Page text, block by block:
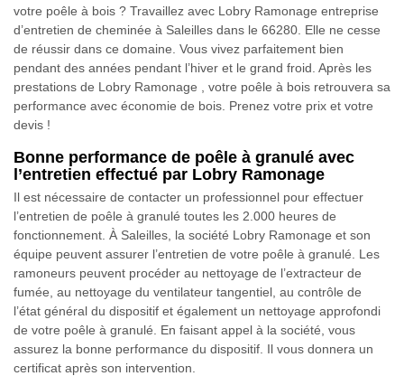
votre poêle à bois ? Travaillez avec Lobry Ramonage entreprise
d’entretien de cheminée à Saleilles dans le 66280. Elle ne cesse
de réussir dans ce domaine. Vous vivez parfaitement bien
pendant des années pendant l’hiver et le grand froid. Après les
prestations de Lobry Ramonage , votre poêle à bois retrouvera sa
performance avec économie de bois. Prenez votre prix et votre
devis !
Bonne performance de poêle à granulé avec
l’entretien effectué par Lobry Ramonage
Il est nécessaire de contacter un professionnel pour effectuer
l’entretien de poêle à granulé toutes les 2.000 heures de
fonctionnement. À Saleilles, la société Lobry Ramonage et son
équipe peuvent assurer l’entretien de votre poêle à granulé. Les
ramoneurs peuvent procéder au nettoyage de l’extracteur de
fumée, au nettoyage du ventilateur tangentiel, au contrôle de
l’état général du dispositif et également un nettoyage approfondi
de votre poêle à granulé. En faisant appel à la société, vous
assurez la bonne performance du dispositif. Il vous donnera un
certificat après son intervention.